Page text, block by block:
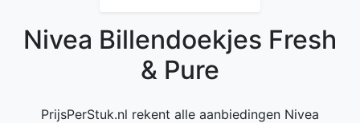
Nivea Billendoekjes Fresh
& Pure
PrijsPerStuk.nl rekent alle aanbiedingen Nivea